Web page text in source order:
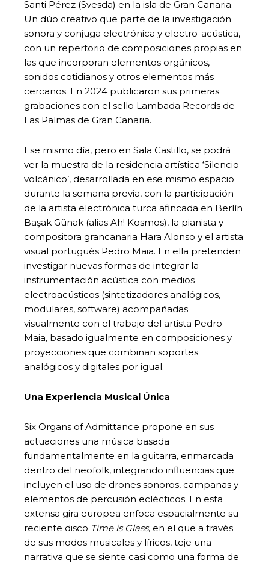
Santi Pérez (Svesda) en la isla de Gran Canaria.
Un dúo creativo que parte de la investigación
sonora y conjuga electrónica y electro-acústica,
con un repertorio de composiciones propias en
las que incorporan elementos orgánicos,
sonidos cotidianos y otros elementos más
cercanos. En 2024 publicaron sus primeras
grabaciones con el sello Lambada Records de
Las Palmas de Gran Canaria.
Ese mismo día, pero en Sala Castillo, se podrá
ver la muestra de la residencia artística ‘Silencio
volcánico’, desarrollada en ese mismo espacio
durante la semana previa, con la participación
de la artista electrónica turca afincada en Berlín
Başak Günak (alias Ah! Kosmos), la pianista y
compositora grancanaria Hara Alonso y el artista
visual portugués Pedro Maia. En ella pretenden
investigar nuevas formas de integrar la
instrumentación acústica con medios
electroacústicos (sintetizadores analógicos,
modulares, software) acompañadas
visualmente con el trabajo del artista Pedro
Maia, basado igualmente en composiciones y
proyecciones que combinan soportes
analógicos y digitales por igual.
Una Experiencia Musical Única
Six Organs of Admittance propone en sus
actuaciones una música basada
fundamentalmente en la guitarra, enmarcada
dentro del neofolk, integrando influencias que
incluyen el uso de drones sonoros, campanas y
elementos de percusión eclécticos. En esta
extensa gira europea enfoca espacialmente su
reciente disco Time is Glass, en el que a través
de sus modos musicales y líricos, teje una
narrativa que se siente casi como una forma de